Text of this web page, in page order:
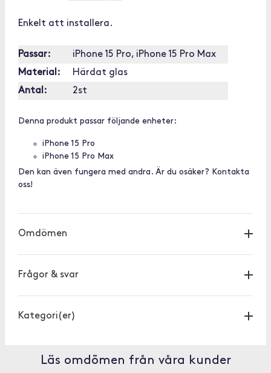
Enkelt att installera.
Passar:
iPhone 15 Pro, iPhone 15 Pro Max
Material:
Härdat glas
Antal:
2st
Denna produkt passar följande enheter:
iPhone 15 Pro
iPhone 15 Pro Max
Den kan även fungera med andra. Är du osäker? Kontakta
oss!
Omdömen
Frågor & svar
Kategori(er)
Läs omdömen från våra kunder